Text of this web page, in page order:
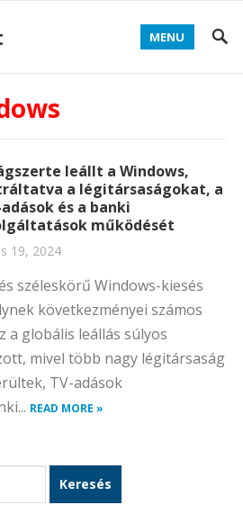
MENU
leállt a Windows,
a légitársaságokat, a
és a banki
működését
19, 2024
széleskörű Windows-kiesés
következményei számos
a globális leállás súlyos
mivel több nagy légitársaság
TV-adások
READ MORE »